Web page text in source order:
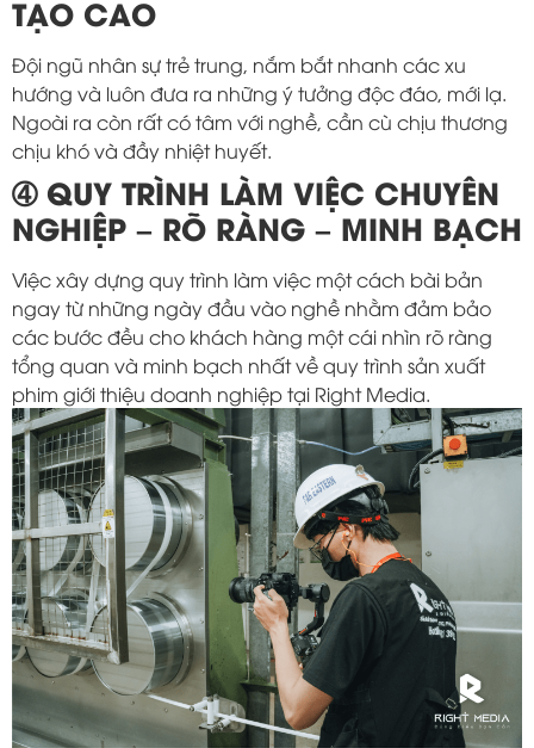
TẠO CAO
Đội ngũ nhân sự trẻ trung, nắm bắt nhanh các xu
hướng và luôn đưa ra những ý tưởng độc đáo, mới lạ.
Ngoài ra còn rất có tâm với nghề, cần cù chịu thương
chịu khó và đầy nhiệt huyết.
➃ QUY TRÌNH LÀM VIỆC CHUYÊN
NGHIỆP – RÕ RÀNG – MINH BẠCH
Việc xây dựng quy trình làm việc một cách bài bản
ngay từ những ngày đầu vào nghề nhằm đảm bảo
các bước đều cho khách hàng một cái nhìn rõ ràng
tổng quan và minh bạch nhất về quy trình sản xuất
phim giới thiệu doanh nghiệp tại Right Media.